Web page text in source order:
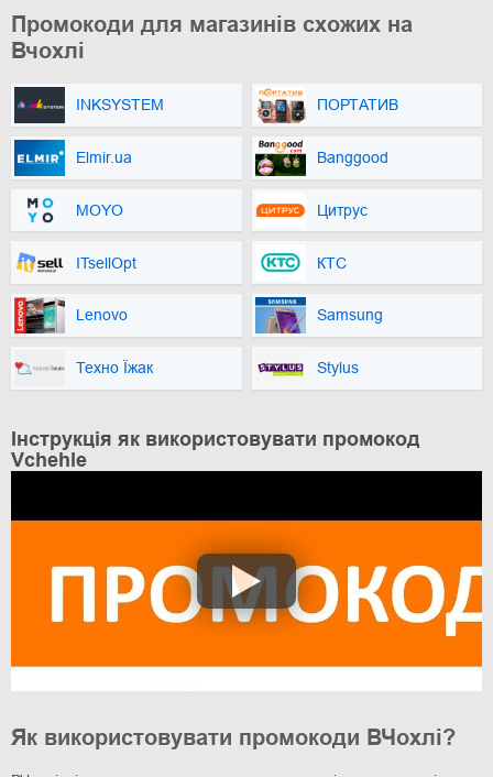
Промокоди для магазинів схожих на
Вчохлі
INKSYSTEM ПОРТАТИВ
Elmir.ua Banggood
MOYO Цитрус
ITsellOpt КТС
Lenovo Samsung
Техно Їжак Stylus
Інструкція як використовувати промокод
Vchehle
Як використовувати промокоди ВЧохлі?